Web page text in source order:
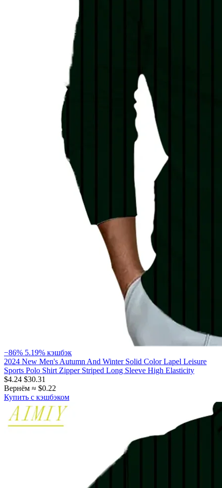
−86% 5.19% кэшбэк
2024 New Men's Autumn And Winter Solid Color Lapel Leisure
Sports Polo Shirt Zipper Striped Long Sleeve High Elasticity
$4.24 $30.31
Вернём ≈ $0.22
Купить с кэшбэком